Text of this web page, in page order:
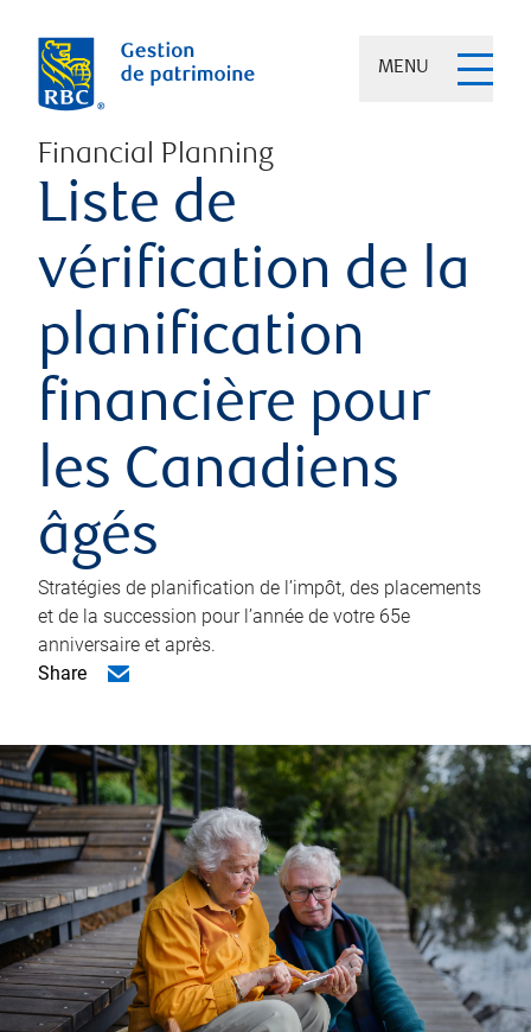
MENU
Financial Planning
Liste de
vérification de la
planification
financière pour
les Canadiens
âgés
Stratégies de planification de l’impôt, des placements
et de la succession pour l’année de votre 65e
anniversaire et après.
Share